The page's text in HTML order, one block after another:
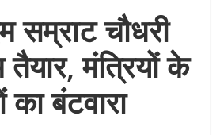
सम्राट चौधरी
मंत्रियों के
का बंटवारा